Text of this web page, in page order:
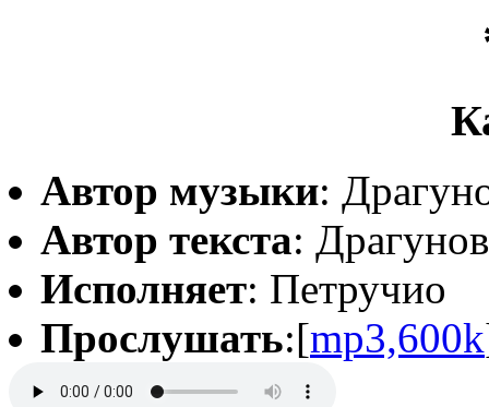
Автор музыки:
Автор текста:
Исполняет: Петручио
Прослушать:[mp3,600k